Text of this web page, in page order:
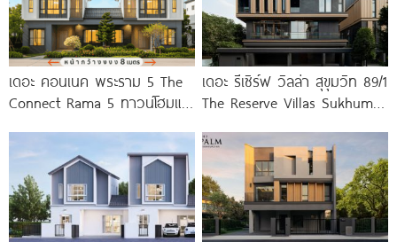
เดอะ คอนเนค พระราม 5 The
Connect Rama 5 ทาวน์โฮมและ
เดอะ รีเซิร์ฟ วิลล่า สุขุมวิท 89/1
The Reserve Villas Sukhumvit